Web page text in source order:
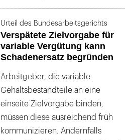
Urteil des Bundesarbeitsgerichts
Verspätete Zielvorgabe für
variable Vergütung kann
Schadenersatz begründen
Arbeitgeber, die variable
Gehaltsbestandteile an eine
einseite Zielvorgabe binden,
müssen diese ausreichend früh
kommunizieren. Andernfalls